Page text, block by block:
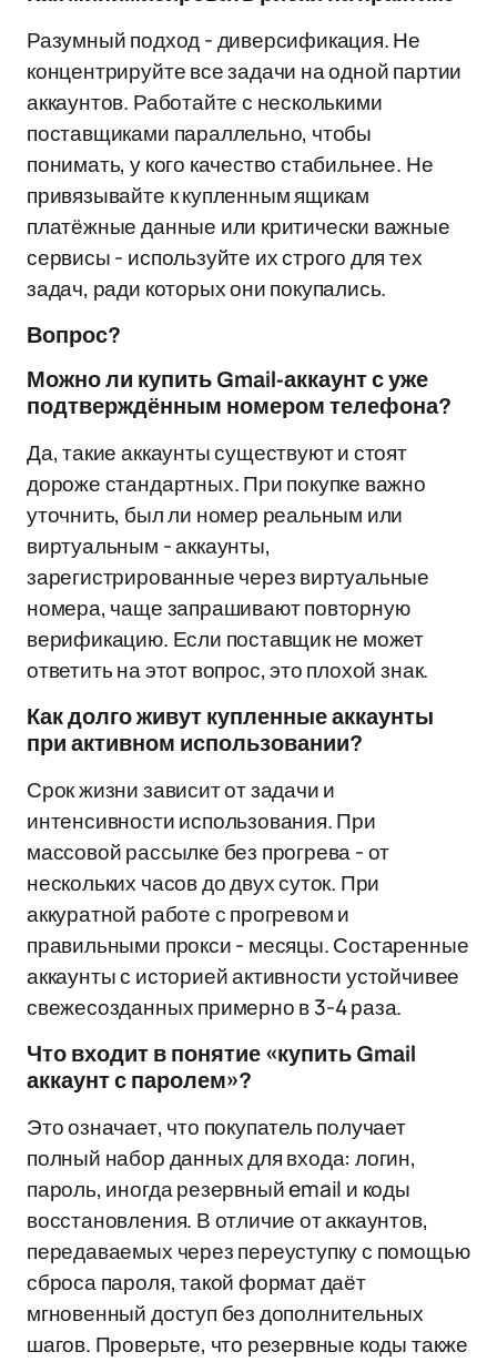
Разумный подход - диверсификация. Не
концентрируйте все задачи на одной партии
аккаунтов. Работайте с несколькими
поставщиками параллельно, чтобы
понимать, у кого качество стабильнее. Не
привязывайте к купленным ящикам
платёжные данные или критически важные
сервисы - используйте их строго для тех
задач, ради которых они покупались.
Вопрос?
Можно ли купить Gmail-аккаунт с уже
подтверждённым номером телефона?
Да, такие аккаунты существуют и стоят
дороже стандартных. При покупке важно
уточнить, был ли номер реальным или
виртуальным - аккаунты,
зарегистрированные через виртуальные
номера, чаще запрашивают повторную
верификацию. Если поставщик не может
ответить на этот вопрос, это плохой знак.
Как долго живут купленные аккаунты
при активном использовании?
Срок жизни зависит от задачи и
интенсивности использования. При
массовой рассылке без прогрева - от
нескольких часов до двух суток. При
аккуратной работе с прогревом и
правильными прокси - месяцы. Состаренные
аккаунты с историей активности устойчивее
свежесозданных примерно в 3-4 раза.
Что входит в понятие «купить Gmail
аккаунт с паролем»?
Это означает, что покупатель получает
полный набор данных для входа: логин,
пароль, иногда резервный email и коды
восстановления. В отличие от аккаунтов,
передаваемых через переуступку с помощью
сброса пароля, такой формат даёт
мгновенный доступ без дополнительных
шагов. Проверьте, что резервные коды также